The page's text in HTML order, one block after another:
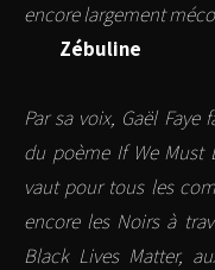
encore largement
Zébuline
Par sa voix, Gaël Faye
du poème If We Must
vaut pour tous les
encore les Noirs à
Black Lives Matter,